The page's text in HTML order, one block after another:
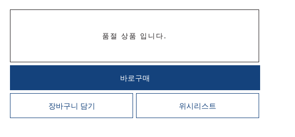
품절 상품 입니다.
바로구매
장바구니 담기 위시리스트